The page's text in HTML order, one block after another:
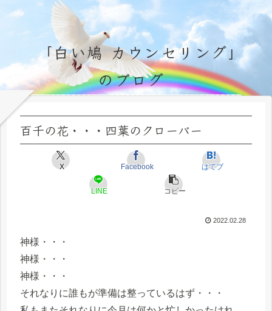
「白い鳩 カウンセリング」
のブログ
百千の花・・・四葉のクローバー
X Facebook はてブ
LINE コピー
2022.02.28
神様・・・
神様・・・
神様・・・
それなりに誰もが準備は整っているはず・・・